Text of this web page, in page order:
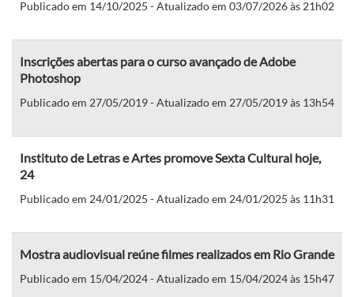
Publicado em 14/10/2025 - Atualizado em 03/07/2026 às 21h02
Inscrições abertas para o curso avançado de Adobe
Photoshop
Publicado em 27/05/2019 - Atualizado em 27/05/2019 às 13h54
Instituto de Letras e Artes promove Sexta Cultural hoje,
24
Publicado em 24/01/2025 - Atualizado em 24/01/2025 às 11h31
Mostra audiovisual reúne filmes realizados em Rio Grande
Publicado em 15/04/2024 - Atualizado em 15/04/2024 às 15h47